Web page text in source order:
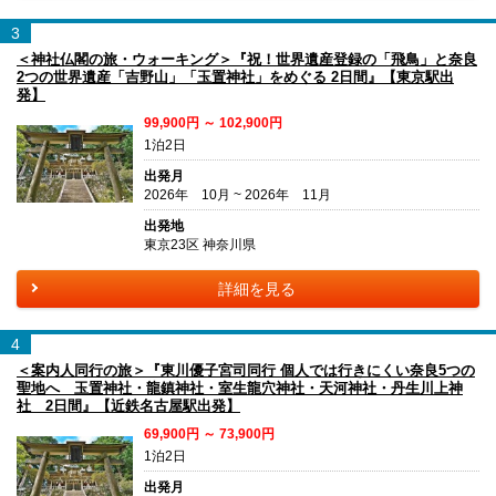
3
＜神社仏閣の旅・ウォーキング＞『祝！世界遺産登録の「飛鳥」と奈良
2つの世界遺産「吉野山」「玉置神社」をめぐる 2日間』【東京駅出
発】
99,900円 ～ 102,900円
1泊2日
出発月
2026年 10月 ~ 2026年 11月
出発地
東京23区 神奈川県
詳細を見る
4
＜案内人同行の旅＞『東川優子宮司同行 個人では行きにくい奈良5つの
聖地へ 玉置神社・龍鎮神社・室生龍穴神社・天河神社・丹生川上神
社 2日間』【近鉄名古屋駅出発】
69,900円 ～ 73,900円
1泊2日
出発月